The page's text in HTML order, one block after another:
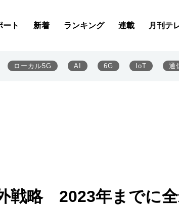
ート 新着 ランキング 連載 月刊テ
ローカル5G AI 6G IoT 通
戦略 2023年までに